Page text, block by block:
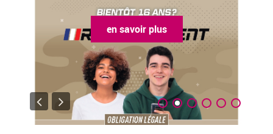
en savoir plus